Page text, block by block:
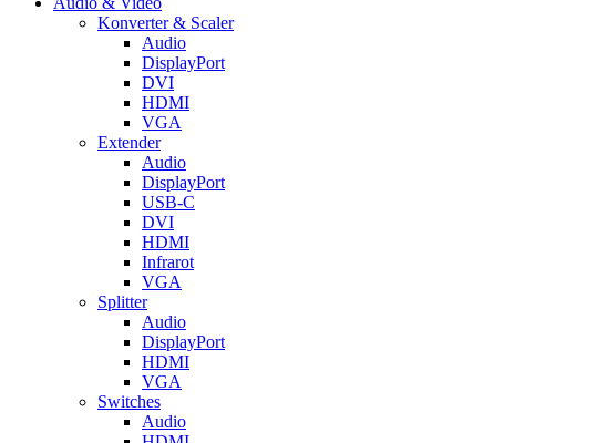
Konverter & Scaler
Audio
DisplayPort
DVI
HDMI
VGA
Extender
Audio
DisplayPort
USB-C
DVI
HDMI
Infrarot
VGA
Splitter
Audio
DisplayPort
HDMI
VGA
Switches
Audio